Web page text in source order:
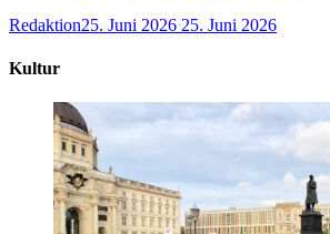
Redaktion25. Juni 2026 25. Juni 2026
Kultur